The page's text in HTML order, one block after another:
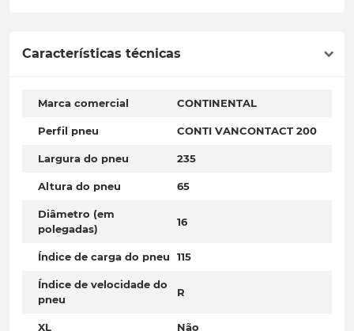
Características técnicas
Marca comercial CONTINENTAL
Perfil pneu CONTI VANCONTACT 200
Largura do pneu 235
Altura do pneu 65
Diâmetro (em
polegadas)
16
Índice de carga do pneu 115
Índice de velocidade do
pneu
R
XL Não